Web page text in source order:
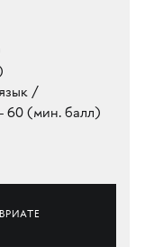
/
60 (мин. балл)